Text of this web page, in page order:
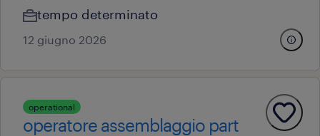
tempo determinato
12 giugno 2026
operational
operatore assemblaggio part